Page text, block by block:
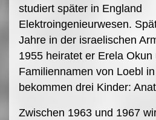
studiert später in England
Elektroingenieurwesen.
Jahre in der israelischen
1955 heiratet er Erela
Familiennamen von Loebl
bekommen drei Kinder:
Zwischen 1963 und 1967